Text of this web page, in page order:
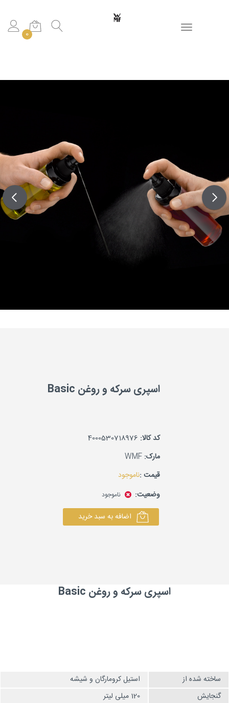
Toggle navigation
0
اسپری سرکه و روغن Basic
کد کالا:4000530718976
مارک:WMF
قیمت :ناموجود
وضعیت:
ناموجود
اضافه به سبد خرید
اسپری سرکه و روغن Basic
ساخته شده از
استیل کرومارگان و شیشه
گنجایش
120 میلی لیتر